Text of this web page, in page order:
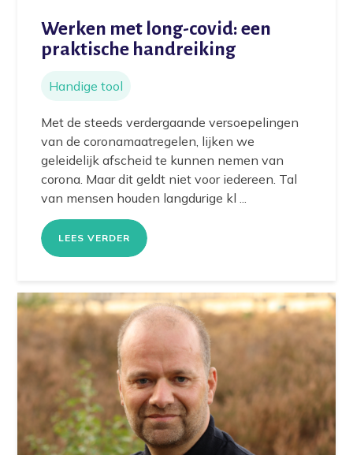
Werken met long-covid: een
praktische handreiking
Handige tool
Met de steeds verdergaande versoepelingen
van de coronamaatregelen, lijken we
geleidelijk afscheid te kunnen nemen van
corona. Maar dit geldt niet voor iedereen. Tal
van mensen houden langdurige kl ...
LEES VERDER